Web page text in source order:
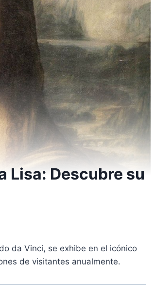
Lisa: Descubre su
da Vinci, se exhibe en el icónico
de visitantes anualmente.